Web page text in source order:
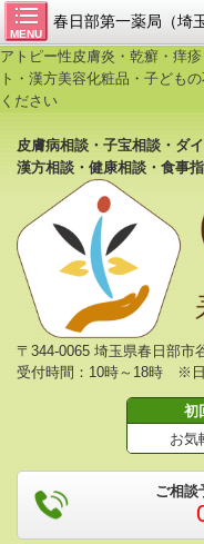
MENU
春日部第一薬局（埼
アトピー性皮膚炎・乾癬・痒
ト・漢方美容化粧品・子ども
ください
皮膚病相談・子宝相談・ダ
漢方相談・健康相談・食事
〒344-0065 埼玉県春日部市
受付時間：10時～18時 ※日
初
お気
ご相談